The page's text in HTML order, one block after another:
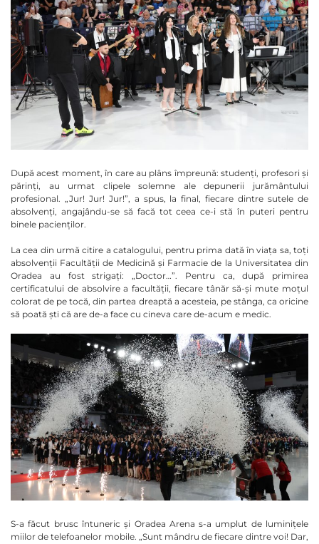
După acest moment, în care au plâns împreună: studenți, profesori și
părinți, au urmat clipele solemne ale depunerii jurământului
profesional. „Jur! Jur! Jur!”, a spus, la final, fiecare dintre sutele de
absolvenți, angajându-se să facă tot ceea ce-i stă în puteri pentru
binele pacienților.
La cea din urmă citire a catalogului, pentru prima dată în viața sa, toți
absolvenții Facultății de Medicină și Farmacie de la Universitatea din
Oradea au fost strigați: „Doctor…”. Pentru ca, după primirea
certificatului de absolvire a facultății, fiecare tânăr să-și mute moțul
colorat de pe tocă, din partea dreaptă a acesteia, pe stânga, ca oricine
să poată ști că are de-a face cu cineva care de-acum e medic.
S-a făcut brusc întuneric și Oradea Arena s-a umplut de luminițele
miilor de telefoanelor mobile. „Sunt mândru de fiecare dintre voi! Dar,